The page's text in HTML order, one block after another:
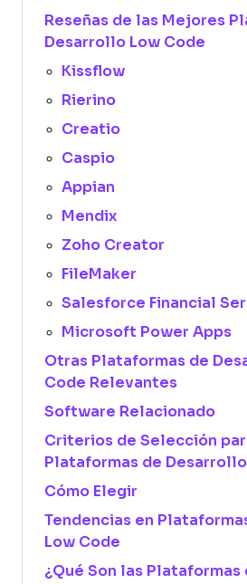
Reseñas de las Mejores
Desarrollo Low Code
Kissflow
Rierino
Creatio
Caspio
Appian
Mendix
Zoho Creator
FileMaker
Salesforce Financial
Microsoft Power Apps
Otras Plataformas de
Code Relevantes
Software Relacionado
Criterios de Selección
Plataformas de
Cómo Elegir
Tendencias en
Low Code
¿Qué Son las